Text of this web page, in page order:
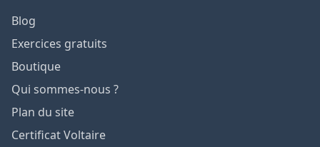
Blog
Exercices gratuits
Boutique
Qui sommes-nous ?
Plan du site
Certificat Voltaire